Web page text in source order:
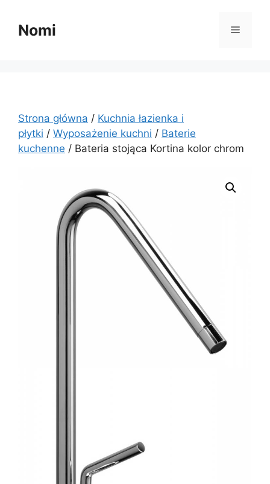
treściNomi Menu
Strona główna / Kuchnia łazienka i
płytki / Wyposażenie kuchni / Baterie
kuchenne / Bateria stojąca Kortina kolor chrom